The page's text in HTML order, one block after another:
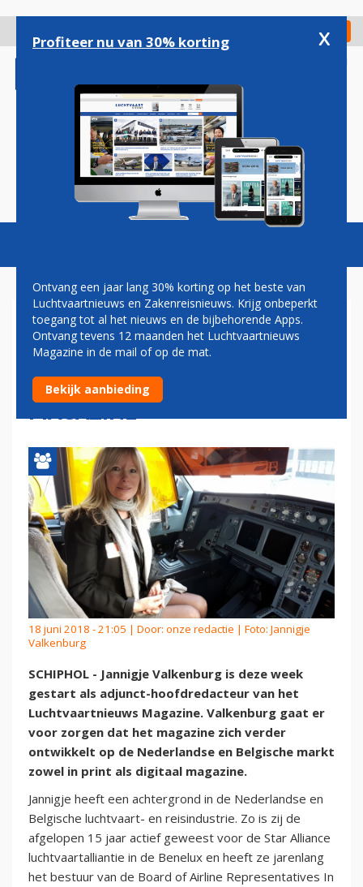
gaan
Check in
Magazine Podcasts Vacatures
JANNIGJE VALKENBURG
ADJUNCT-HOOFDREDACTEUR
LUCHTVAARTNIEUWS
MAGAZINE
18 juni 2018 - 21:05 | Door: onze redactie | Foto: Jannigje
Valkenburg
SCHIPHOL - Jannigje Valkenburg is deze week
gestart als adjunct-hoofdredacteur van het
Luchtvaartnieuws Magazine. Valkenburg gaat er
voor zorgen dat het magazine zich verder
ontwikkelt op de Nederlandse en Belgische markt
zowel in print als digitaal magazine.
Jannigje heeft een achtergrond in de Nederlandse en
Belgische luchtvaart- en reisindustrie. Zo is zij de
afgelopen 15 jaar actief geweest voor de Star Alliance
luchtvaartalliantie in de Benelux en heeft ze jarenlang
het bestuur van de Board of Airline Representatives In
Profiteer nu van 30% korting x
Ontvang een jaar lang 30% korting op het beste van
Luchtvaartnieuws en Zakenreisnieuws. Krijg onbeperkt
toegang tot al het nieuws en de bijbehorende Apps.
Ontvang tevens 12 maanden het Luchtvaartnieuws
Magazine in de mail of op de mat.
Bekijk aanbieding